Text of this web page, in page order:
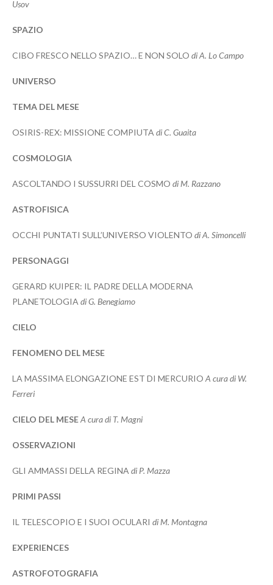
Usov
SPAZIO
CIBO FRESCO NELLO SPAZIO… E NON SOLO di A. Lo Campo
UNIVERSO
TEMA DEL MESE
OSIRIS-REX: MISSIONE COMPIUTA di C. Guaita
COSMOLOGIA
ASCOLTANDO I SUSSURRI DEL COSMO di M. Razzano
ASTROFISICA
OCCHI PUNTATI SULL’UNIVERSO VIOLENTO di A. Simoncelli
PERSONAGGI
GERARD KUIPER: IL PADRE DELLA MODERNA
PLANETOLOGIA di G. Benegiamo
CIELO
FENOMENO DEL MESE
LA MASSIMA ELONGAZIONE EST DI MERCURIO A cura di W.
Ferreri
CIELO DEL MESEA cura di T. Magni
OSSERVAZIONI
GLI AMMASSI DELLA REGINA di P. Mazza
PRIMI PASSI
IL TELESCOPIO E I SUOI OCULARI di M. Montagna
EXPERIENCES
ASTROFOTOGRAFIA